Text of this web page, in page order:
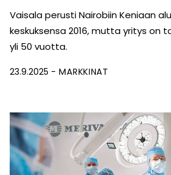
Vaisala perusti Nairobiin Keniaan
keskuksensa 2016, mutta yritys on
yli 50 vuotta.
23.9.2025 MARKKINAT